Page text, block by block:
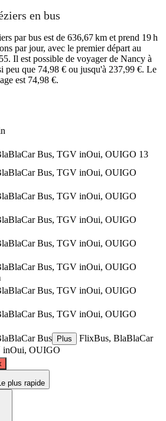
en bus
par bus est de 636,67 km et prend 19 h
par jour, avec le premier départ au
Il est possible de voyager de Nancy à
peu que 74,98 € ou jusqu'à 237,99 €. Le
est 74,98 €.
Bus, TGV inOui, OUIGO 13
Bus, TGV inOui, OUIGO
Bus, TGV inOui, OUIGO
Bus, TGV inOui, OUIGO
Bus, TGV inOui, OUIGO
Bus, TGV inOui, OUIGO
Bus, TGV inOui, OUIGO
Bus, TGV inOui, OUIGO
Bus Plus
FlixBus, BlaBlaCar
inOui, OUIGO
©CARTO
plus rapide